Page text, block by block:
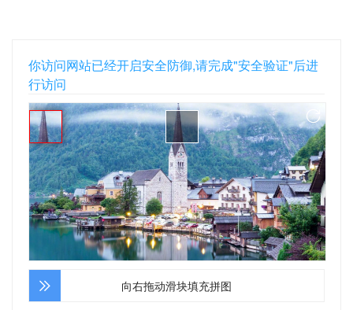
你访问网站已经开启安全防御,请完成"安全验证"后进
行访问
向右拖动滑块填充拼图